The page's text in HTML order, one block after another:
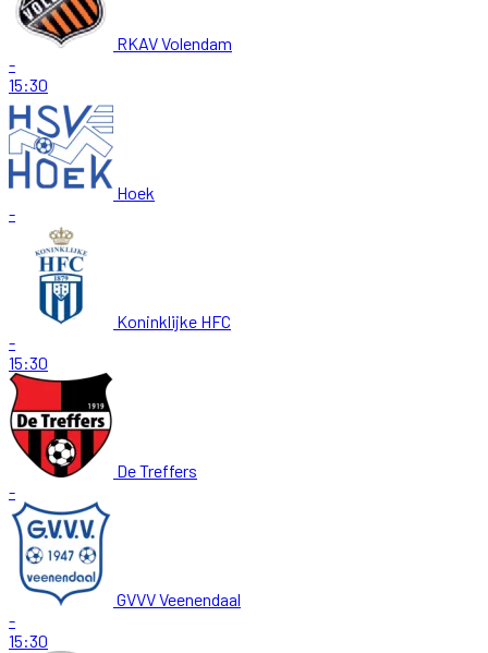
RKAV Volendam
-
15:30
Hoek
-
Koninklijke HFC
-
15:30
De Treffers
-
GVVV Veenendaal
-
15:30